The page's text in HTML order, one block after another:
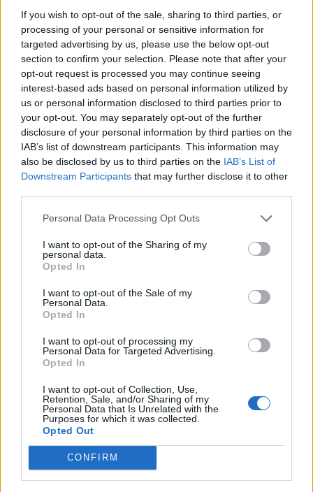
If you wish to opt-out of the sale, sharing to third parties, or
processing of your personal or sensitive information for
targeted advertising by us, please use the below opt-out
section to confirm your selection. Please note that after your
opt-out request is processed you may continue seeing
interest-based ads based on personal information utilized by
us or personal information disclosed to third parties prior to
your opt-out. You may separately opt-out of the further
disclosure of your personal information by third parties on the
IAB’s list of downstream participants. This information may
also be disclosed by us to third parties on the IAB’s List of
Downstream Participants that may further disclose it to other
Personal Data Processing Opt Outs
I want to opt-out of the Sharing of my
personal data.
Opted In
I want to opt-out of the Sale of my
Personal Data.
Opted In
I want to opt-out of processing my
Personal Data for Targeted Advertising.
Opted In
I want to opt-out of Collection, Use,
Retention, Sale, and/or Sharing of my
Personal Data that Is Unrelated with the
Purposes for which it was collected.
Opted Out
CONFIRM
«Ένα βιβλίο, ένα χαμόγελο» για
τα παιδιά του Κοινωνικού
Φροντιστηρίου Μυτιλήνης
Βραβεύτηκαν οι μαθητές για την
προσπάθειά τους – Ο Ματίν, παιδί
πρόσφυγας, πέρασε στη
Νοσηλευτική του Αριστοτελείου
Πανεπιστημίου Θεσσαλονίκης
ΡΕΠΟΡΤΑΖ ΔΡΑΣΕΙΣ
Για τον «πυρηνικό εφιάλτη»
προειδοποίησε η Επιτροπή
ειρήνης Λέσβου
Μια συγκέντρωση γεμάτη
μηνύματα και νοήματα για τον
Δικογραφία σε βάρος 23χρονου
για τροχαίο στην Πέτρα
Το αυτοκίνητο προσέκρουσε σε
μπάρες – Ο οδηγός φέρεται να
εγκατέλειψε το σημείο
ΕΚΠΑΙΔΕΥΣΗ
Εκπαιδευτικοί του Πρότυπου
ΓΕΛ Μυτιλήνης σε πρόγραμμα
Erasmus+ στην Κρακοβία
Επιμόρφωση σε σύγχρονες
παιδαγωγικές μεθόδους,
εφαρμογές τεχνητής νοημοσύνης